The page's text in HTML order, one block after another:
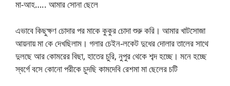
মা-আহ….. আমার সোনা ছেলে
এভাবে কিছুক্ষণ চোদার পর মাকে কুকুর চোদা শুরু করি। আমার খাটসোজা
আয়নায় মা কে দেখছিলাম। গলার চেইন-লকেট দুধের দোলার তালের সাথে
দুলছে আর কোমরের বিছা, হাতের চুরি, নুপুর থেকে শব্দ হচ্ছে। মনে হচ্ছে
স্বর্গে বসে কোনো পরীকে চুদছি কামদেবি রেশমা মা ছেলের চটি